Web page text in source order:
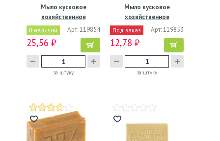
Мыло кусковое
хозяйственное
"Калужский…
В наличии Арт: 119854
25,56 ₽
за штуку
Мыло кусковое
хозяйственное
"Калужский…
Под заказ Арт: 119853
12,78 ₽
за штуку